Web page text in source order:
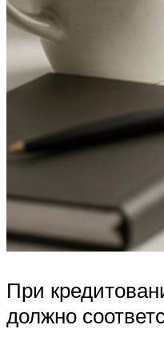
При
должно